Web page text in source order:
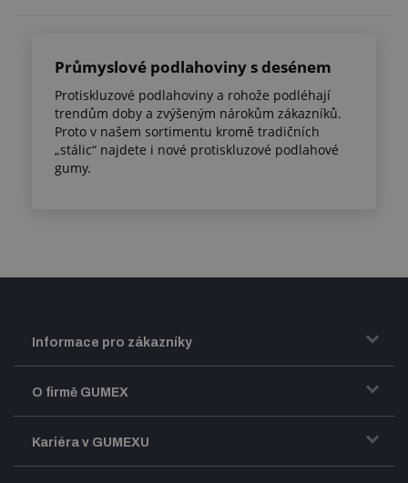
Průmyslové podlahoviny s desénem
Protiskluzové podlahoviny a rohože podléhají
trendům doby a zvýšeným nárokům zákazníků.
Proto v našem sortimentu kromě tradičních
„stálic“ najdete i nové protiskluzové podlahové
gumy.
Informace pro zákazníky
Doprava a zasílání zboží
Obchodní podmínky
O firmě GUMEX
Představení firmy GUMEX
Kariéra v GUMEXU